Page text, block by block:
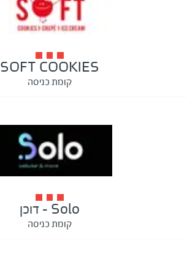
SOFT COOKIES
קומת כניסה
Solo - דוכן
קומת כניסה